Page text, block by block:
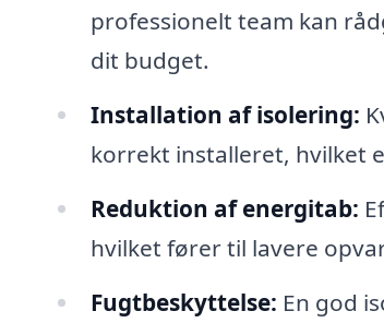
professionelt team kan
dit budget.
Installation af isolering:
korrekt installeret, hvilket
Reduktion af energitab:
hvilket fører til lavere
Fugtbeskyttelse: En god